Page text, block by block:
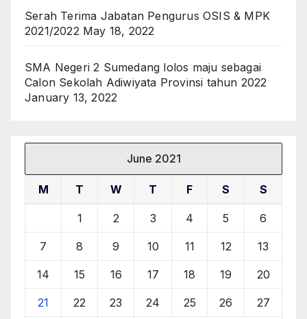
Serah Terima Jabatan Pengurus OSIS & MPK
2021/2022 May 18, 2022
SMA Negeri 2 Sumedang lolos maju sebagai
Calon Sekolah Adiwiyata Provinsi tahun 2022
January 13, 2022
June 2021
M T W T F S S
1 2 3 4 5 6
7 8 9 10 11 12 13
14 15 16 17 18 19 20
21 22 23 24 25 26 27